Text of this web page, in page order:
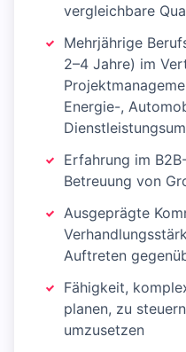
vergleichbare
Mehrjährige
2–4 Jahre) im
Energie-,
Erfahrung im
Betreuung von
Ausgeprägte
Auftreten
Fähigkeit,
planen, zu
umzusetzen